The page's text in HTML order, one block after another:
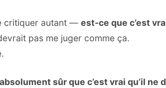
critiquer autant — est-ce que c’est
pas me juger comme ça.
sûr que c’est vrai qu’il